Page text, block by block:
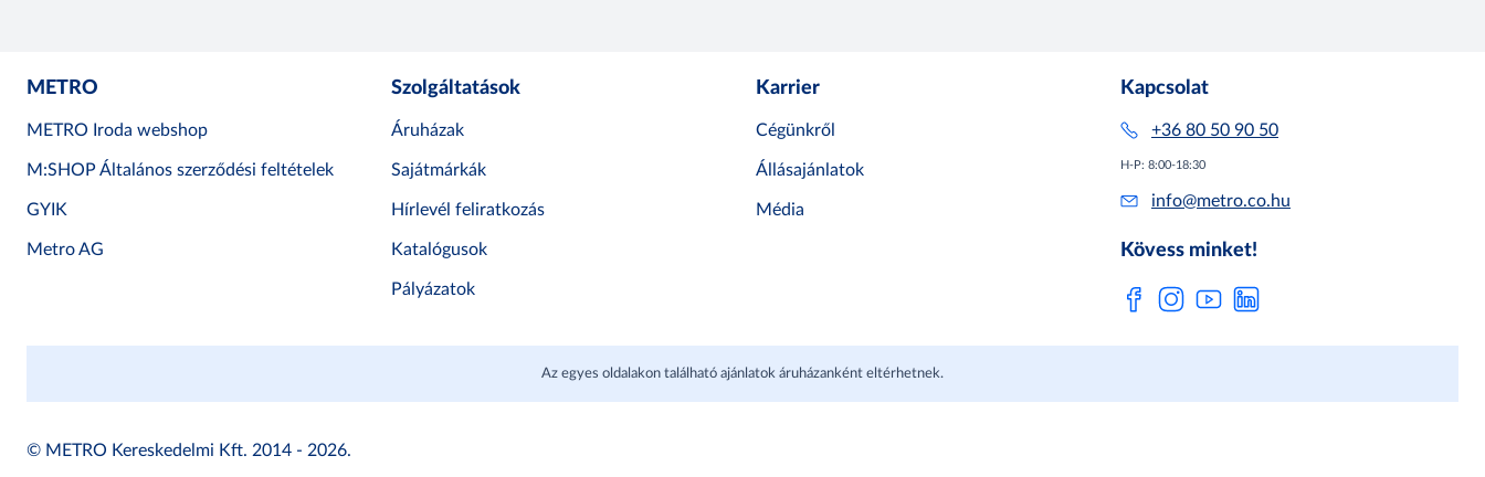
METRO
METRO Iroda webshop
M:SHOP Általános szerződési feltételek
GYIK
Metro AG
Szolgáltatások
Áruházak
Sajátmárkák
Hírlevél feliratkozás
Katalógusok
Pályázatok
Karrier
Cégünkről
Állásajánlatok
Média
Kapcsolat
+36 80 50 90 50
H-P: 8:00-18:30
info@metro.co.hu
Kövess minket!
Az egyes oldalakon található ajánlatok áruházanként eltérhetnek.
© METRO Kereskedelmi Kft. 2014 - 2026.